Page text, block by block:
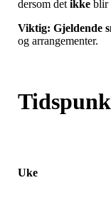
dersom detikke blir
Viktig: Gjeldende
og arrangementer.
Uke